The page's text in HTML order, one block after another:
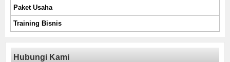
Paket Usaha
Training Bisnis
Hubungi Kami